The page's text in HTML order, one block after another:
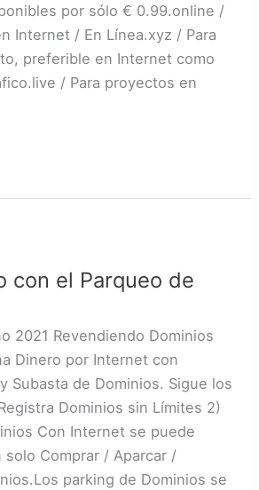
por sólo € 0.99.online /
Internet / En Línea.xyz / Para
preferible en Internet como
/ Para proyectos en
con el Parqueo de
2021 Revendiendo Dominios
Dinero por Internet con
Subasta de Dominios. Sigue los
Dominios sin Límites 2)
Con Internet se puede
solo Comprar / Aparcar /
parking de Dominios se